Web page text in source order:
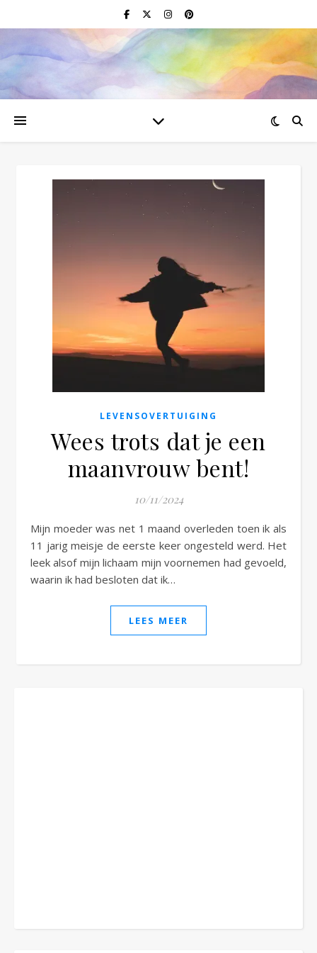
LEVENSOVERTUIGING
Wees trots dat je een
maanvrouw bent!
10/11/2024
Mijn moeder was net 1 maand overleden toen ik als
11 jarig meisje de eerste keer ongesteld werd. Het
leek alsof mijn lichaam mijn voornemen had gevoeld,
waarin ik had besloten dat ik…
LEES MEER